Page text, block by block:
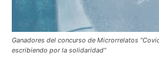
Ganadores del concurso de Microrrelatos
escribiendo por la solidaridad”